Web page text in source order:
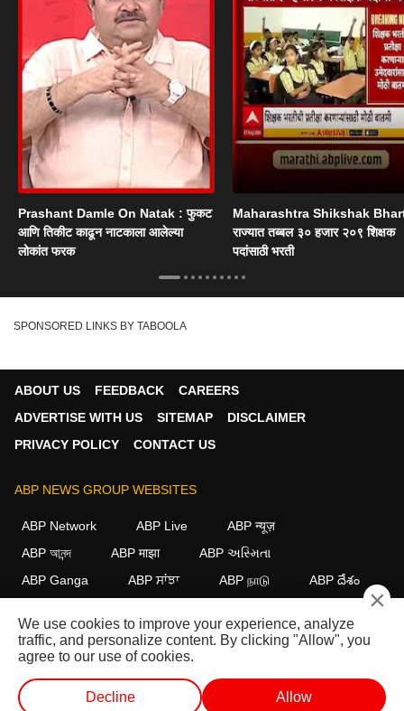
Prashant Damle On Natak : फुकट
आणि तिकीट काढून नाटकाला आलेल्या
लोकांत फरक
Maharashtra Shikshak
राज्यात तब्बल ३० हजार २०९ शिक्षक
पदांसाठी भरती
SPONSORED LINKS BY TABOOLA
ABOUT US FEEDBACK
CAREERS
ADVERTISE WITH US
SITEMAP
DISCLAIMER
PRIVACY POLICY
CONTACT US
ABP NEWS GROUP WEBSITES
ABP Network ABP Live
ABP न्यूज़
ABP আনন্দ
ABP माझा
ABP અસ્મિતા
ABP Ganga
ABP ਸਾਂਝਾ ABP நாடு ABP దేశం
FOLLOW US
This website follows the DNPA Code of Ethics.
Copyright@2026.
All rights reserved.
×
We use cookies to improve your experience, analyze
traffic, and personalize content. By clicking "Allow", you
agree to our use of cookies.
Decline Allow